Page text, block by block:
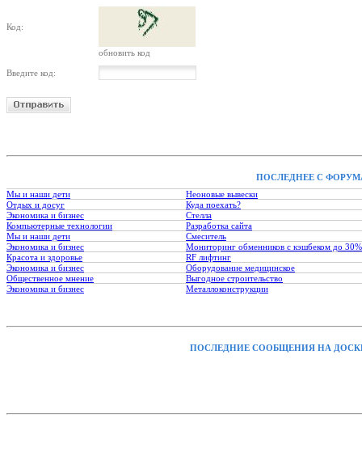
Код:
обновить код
Введите код:
ПОСЛЕДНЕЕ С
Мы и наши дети
Неоновые вывески
Отдых и досуг
Куда поехать?
Экономика и бизнес
Стелла
Компьютерные технологии
Разработка сайта
Мы и наши дети
Смеситель
Экономика и бизнес
Мониторинг обменников с кэшбеком до 30%
Красота и здоровье
RF лифтинг
Экономика и бизнес
Оборудование медицинское
Общественное мнение
Выгодное строительство
Экономика и бизнес
Металлоконструкции
ПОСЛЕДНИЕ СООБЩЕНИЯ НА